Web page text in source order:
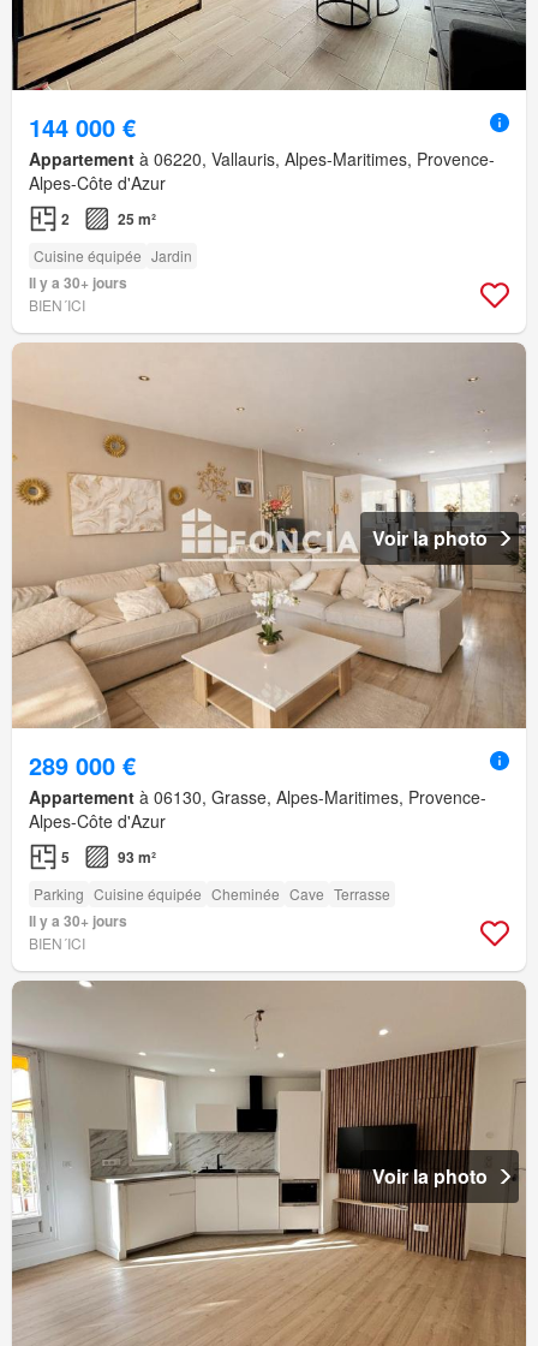
144 000 €
Appartement à 06220, Vallauris, Alpes-Maritimes, Provence-
Alpes-Côte d'Azur
2 25 m²
Cuisine équipée Jardin
Il y a 30+ jours
BIEN´ICI
Voir la photo
289 000 €
Appartement à 06130, Grasse, Alpes-Maritimes, Provence-
Alpes-Côte d'Azur
5 93 m²
Parking Cuisine équipée Cheminée Cave Terrasse
Il y a 30+ jours
BIEN´ICI
Voir la photo